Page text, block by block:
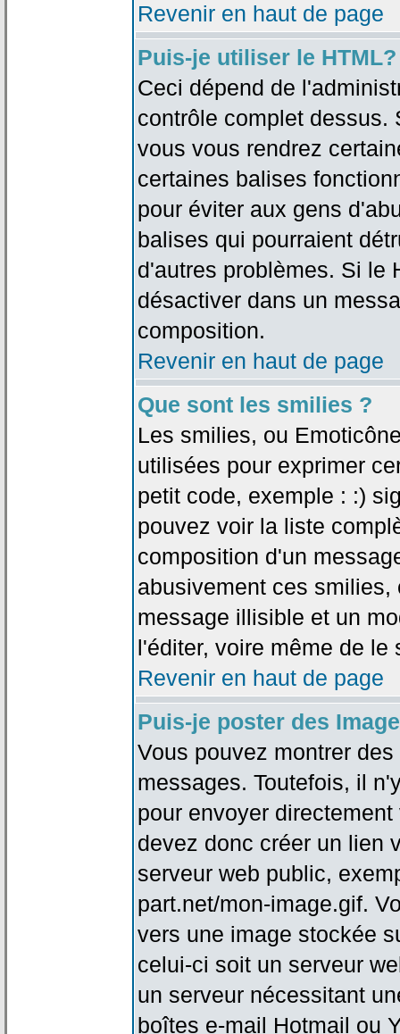
Revenir en haut de page
Puis-je utiliser le HTML?
Ceci dépend de
contrôle complet dessus.
vous vous rendrez
certaines balises
pour éviter aux gens
balises qui pourraient
d'autres problèmes. Si le
désactiver dans un
composition.
Revenir en haut de page
Que sont les smilies ?
Les smilies, ou
utilisées pour exprimer
petit code, exemple : :)
pouvez voir la liste
composition d'un
abusivement ces
message illisible et un
l'éditer, voire même de le
Revenir en haut de page
Puis-je poster des
Vous pouvez montrer
messages. Toutefois, il
pour envoyer
devez donc créer un lien
serveur web public,
part.net/mon-image.gif.
vers une image stockée
celui-ci soit un serveur
un serveur nécessitant
boîtes e-mail Hotmail ou